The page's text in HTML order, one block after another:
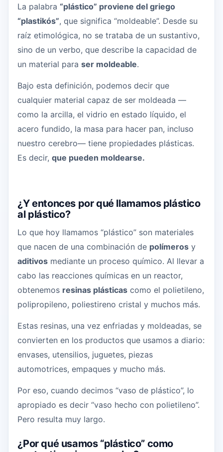
La palabra “plástico” proviene del griego
“plastikós”, que significa “moldeable”. Desde su
raíz etimológica, no se trataba de un sustantivo,
sino de un verbo, que describe la capacidad de
un material paraser moldeable.
Bajo esta definición, podemos decir que
cualquier material capaz de ser moldeada —
como la arcilla, el vidrio en estado líquido, el
acero fundido, la masa para hacer pan, incluso
nuestro cerebro— tiene propiedades plásticas.
Es decir,que pueden moldearse.
¿Y entonces por qué llamamos plástico
al plástico?
Lo que hoy llamamos “plástico” son materiales
que nacen de una combinación de polímeros y
aditivos mediante un proceso químico. Al llevar a
cabo las reacciones químicas en un reactor,
obtenemos resinas plásticas como el polietileno,
polipropileno, poliestireno cristal y muchos más.
Estas resinas, una vez enfriadas y moldeadas, se
convierten en los productos que usamos a diario:
envases, utensilios, juguetes, piezas
automotrices, empaques y mucho más.
Por eso, cuando decimos “vaso de plástico”, lo
apropiado es decir “vaso hecho con polietileno”.
Pero resulta muy largo.
¿Por qué usamos “plástico” como